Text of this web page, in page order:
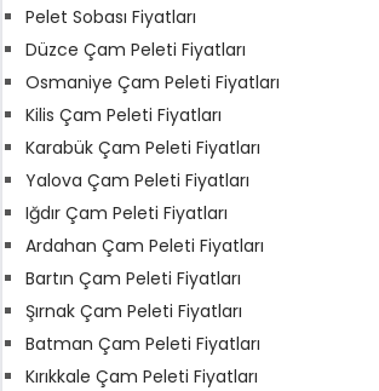
Pelet Sobası Fiyatları
Düzce Çam Peleti Fiyatları
Osmaniye Çam Peleti Fiyatları
Kilis Çam Peleti Fiyatları
Karabük Çam Peleti Fiyatları
Yalova Çam Peleti Fiyatları
Iğdır Çam Peleti Fiyatları
Ardahan Çam Peleti Fiyatları
Bartın Çam Peleti Fiyatları
Şırnak Çam Peleti Fiyatları
Batman Çam Peleti Fiyatları
Kırıkkale Çam Peleti Fiyatları